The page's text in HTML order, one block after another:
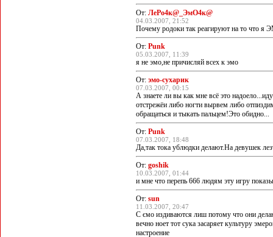
От: ЛеРо4к@_ЭмО4к@
04.03.2007, 21:52
Почему родоки так реагируют на то что я
От: Punk
05.03.2007, 11:39
я не эмо,не причисляй всех к эмо
От: эмо-сухарик
07.03.2007, 00:15
А знаете ли вы как мне всё это
отстрежёи либо ногти вырвем либо
обращаться и тыкать пальцем!Это обидно...
От: Punk
07.03.2007, 18:48
Да,так тока ублюдки делают.На девушек
От: goshik
10.03.2007, 01:44
и мне что перепь 666 людям эту игру
От: sun
11.03.2007, 20:47
С ємо издиваются лиш потому что они
вечно ноет тот сука засаряет культуру
настроение